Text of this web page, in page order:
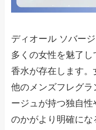
ディオール ソバー
多くの女性を魅了
香水が存在します。
他のメンズフレグ
ージュが持つ独自
のかがより明確に